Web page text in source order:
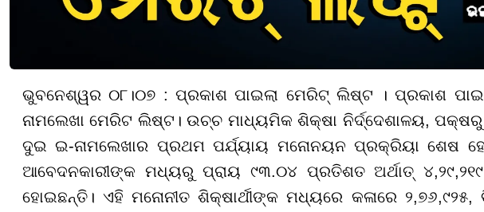
ଭୁବନେଶ୍ୱର ୦୮।୦୭ : ପ୍ରକାଶ ପାଇଲା ମେରିଟ୍ ଲିଷ୍ଟ । ପ୍ରକାଶ
ନାମଲେଖା ମେରିଟ ଲିଷ୍ଟ। ଉଚ୍ଚ ମାଧ୍ୟମିକ ଶିକ୍ଷା ନିର୍ଦ୍ଦେଶାଳୟ, ପକ୍ଷରୁ
ଦୁଇ ଇ-ନାମଲେଖାର ପ୍ରଥମ ପର୍ଯ୍ୟାୟ ମନୋନୟନ ପ୍ରକ୍ରିୟା ଶେଷ
ଆବେଦନକାରୀଙ୍କ ମଧ୍ୟରୁ ପ୍ରାୟ ୯୩.୦୪ ପ୍ରତିଶତ ଅର୍ଥାତ୍
ହୋଇଛନ୍ତି। ଏହି ମନୋନୀତ ଶିକ୍ଷାର୍ଥୀଙ୍କ ମଧ୍ୟରେ କଳାରେ ୨,୭୬,୯୨୫,